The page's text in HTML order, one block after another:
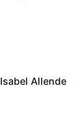
Isabel Allende